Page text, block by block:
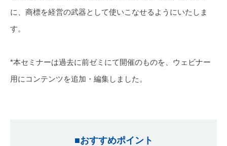
に、商標を経営の武器として使いこなせるようにいたしま
す。
*本セミナーは過去に前ゼミにて開催のものを、ウェビナー
用にコンテンツを追加・編集しました。
■おすすめポイント